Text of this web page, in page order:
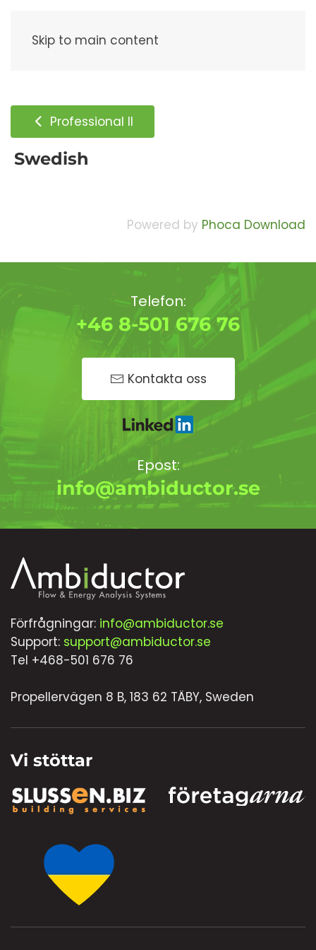
Skip to main content
Professional II
Swedish
Powered by Phoca Download
Telefon:
+46 8-501 676 76
Kontakta oss
Epost:
info@ambiductor.se
Förfrågningar: info@ambiductor.se
Support: support@ambiductor.se
Tel +468-501 676 76
Propellervägen 8 B, 183 62 TÄBY, Sweden
Vi stöttar